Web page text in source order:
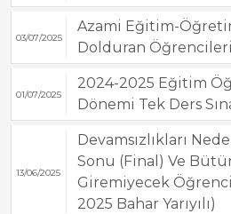
03/07/2025
Azami Eğitim-
Dolduran
01/07/2025
2024-2025 Eğitim
Dönemi Tek Ders
13/06/2025
Devamsızlıkları
Sonu (Final) Ve
Giremiyecek
2025 Bahar Yarıyılı)